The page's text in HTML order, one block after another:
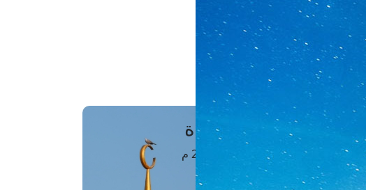
حجز موعد
الفتوى الهاتفية
مَواقِيتُ الصَّـــلاة
القاهرة · 07 أغسطس 2026 م
الفجر